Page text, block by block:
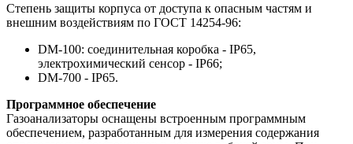
Степень защиты корпуса от доступа к опасным частям и
внешним воздействиям по ГОСТ 14254-96:
DM-100: соединительная коробка - IP65,
электрохимический сенсор - IP66;
DM-700 - IP65.
Программное обеспечение
Газоанализаторы оснащены встроенным программным
обеспечением, разработанным для измерения содержания